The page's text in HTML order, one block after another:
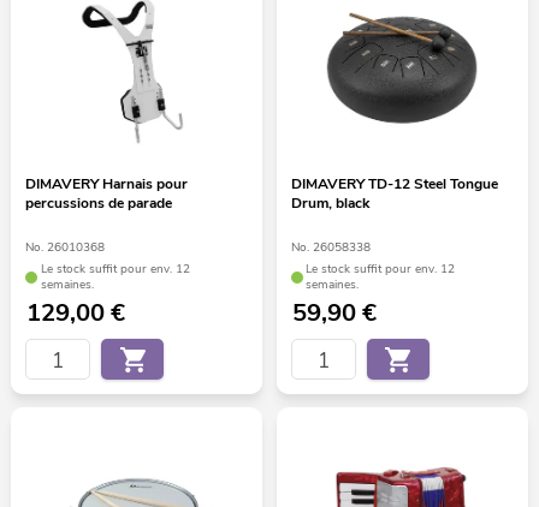
DIMAVERY Harnais pour
percussions de parade
No. 26010368
Le stock suffit pour env. 12
semaines.
129,00€
DIMAVERY TD-12 Steel Tongue
Drum, black
No. 26058338
Le stock suffit pour env. 12
semaines.
59,90€